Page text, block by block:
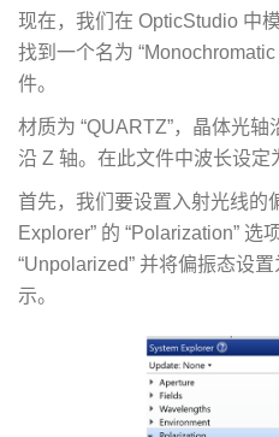
现在，我们在 OpticStudio 中
找到一个名为
件。
材质为 “QUARTZ”，晶体光
沿 Z 轴。在此文件中波长设定
首先，我们要设置入射光线的
Explorer” 的 “Polarization” 选
“Unpolarized” 并将偏振态设
示。